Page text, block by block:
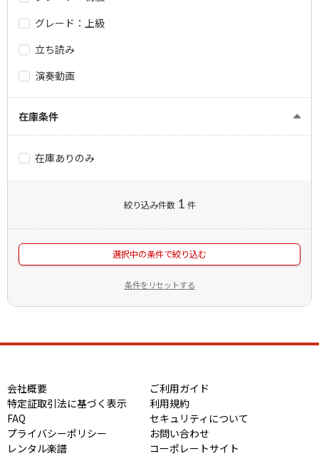
グレード：上級
立ち読み
演奏動画
在庫条件
在庫ありのみ
絞り込み件数 1 件
選択中の条件で絞り込む
条件をリセットする
会社概要
ご利用ガイド
特定証取引法に基づく表示
利用規約
FAQ
セキュリティについて
プライバシーポリシー
お問い合わせ
レンタル楽譜
コーポレートサイト